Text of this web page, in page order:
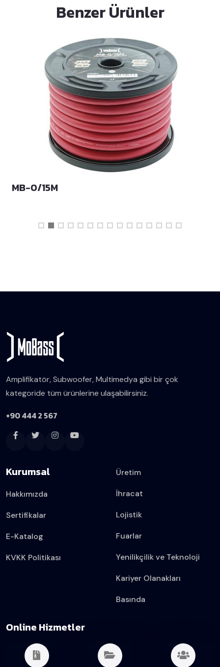
Benzer Ürünler
MB-0/15M
Amplifikatör, Subwoofer, Multimedya gibi bir çok
kategoride tüm ürünlerine ulaşabilirsiniz.
+90 444 2 567
Kurumsal
Hakkımızda
Sertifikalar
E-Katalog
KVKK Politikası
Üretim
İhracat
Lojistik
Fuarlar
Yenilikçilik ve Teknoloji
Kariyer Olanakları
Basında
Online Hizmetler